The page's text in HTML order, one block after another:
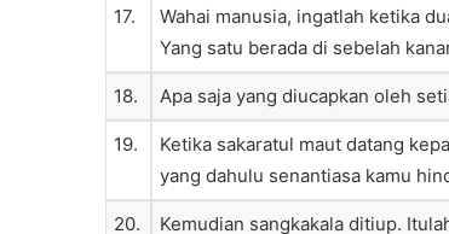
17.
Wahai manusia, ingatlah ketika
Yang satu berada di sebelah
18. Apa saja yang diucapkan oleh
19.
Ketika sakaratul maut datang
yang dahulu senantiasa kamu
20. Kemudian sangkakala ditiup.